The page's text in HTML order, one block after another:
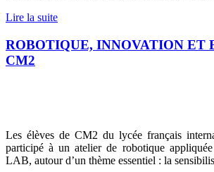
Lire la suite
ROBOTIQUE, INNOVATION ET
CM2
Les élèves de CM2 du lycée français
participé à un atelier de robotique
LAB, autour d’un thème essentiel : la